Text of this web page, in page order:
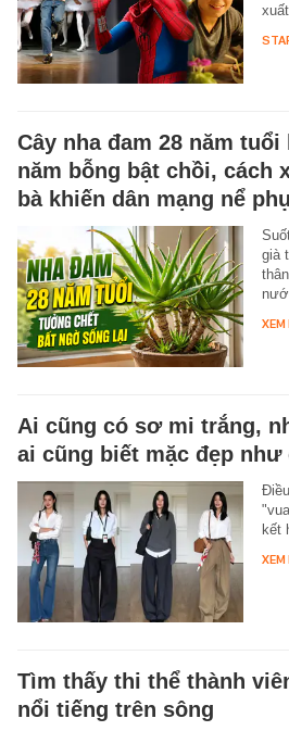
Cây nha đam 28 năm
năm bỗng bật chồi, cách
bà khiến dân mạng nể
già
XEM
Ai cũng có sơ mi trắng,
ai cũng biết mặc đẹp như
kết
XEM
Tìm thấy thi thể thành
nổi tiếng trên sông